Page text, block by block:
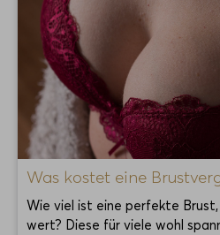
Was kostet eine
Wie viel ist eine perfekte Brust,
wert? Diese für viele wohl